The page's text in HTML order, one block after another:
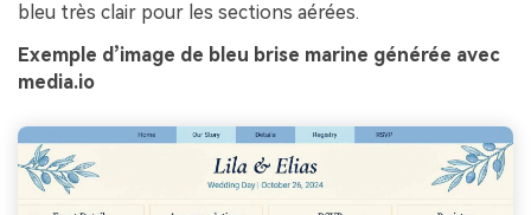
bleu très clair pour les sections aérées.
Exemple d’image de bleu brise marine générée avec
media.io